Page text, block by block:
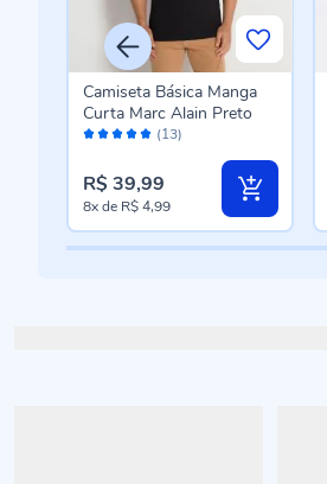
Avaliação: (13)
Camiseta Básica Manga
Curta Marc Alain Preto
R$ 39,99
8xde R$ 4,99